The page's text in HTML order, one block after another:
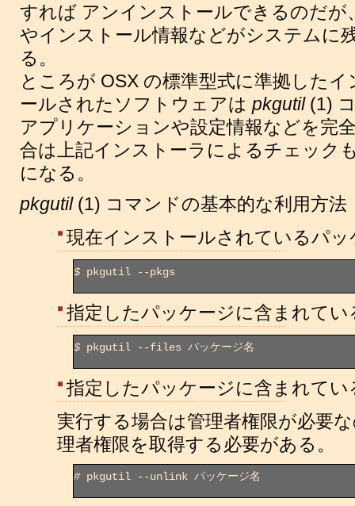
すれば アンインストールできるのだが
やインストール情報などがシステムに
る。
ところが OSX の標準型式に準拠した
ールされたソフトウェアは pkgutil(1)
アプリケーションや設定情報などを完
合は上記インストーラによるチェック
になる。
pkgutil(1) コマンドの基本的な利用方法
現在インストールされているパ
$ pkgutil --pkgs
指定したパッケージに含まれて
$ pkgutil --files パッケージ名
指定したパッケージに含まれて
実行する場合は管理者権限が必要
理者権限を取得する必要がある。
# pkgutil --unlink パッケージ名